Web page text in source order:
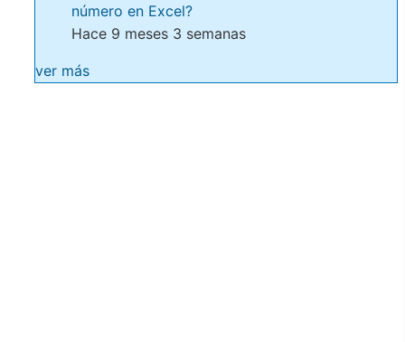
número en Excel?
Hace 9 meses 3 semanas
ver más